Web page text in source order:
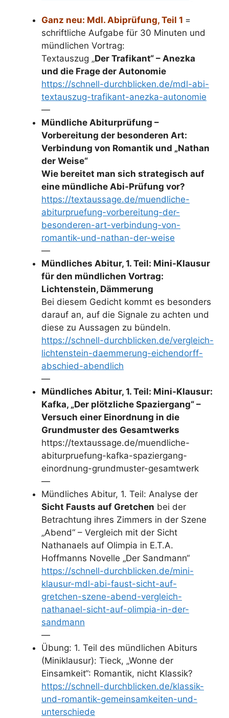
Ganz neu: Mdl. Abiprüfung, Teil 1 =
schriftliche Aufgabe für 30 Minuten und
mündlichen Vortrag:
Textauszug „Der Trafikant“ – Anezka
und die Frage der Autonomie
https://schnell-durchblicken.de/mdl-abi-
textauszug-trafikant-anezka-autonomie
—
Mündliche Abiturprüfung –
Vorbereitung der besonderen Art:
Verbindung von Romantik und „Nathan
der Weise“
Wie bereitet man sich strategisch auf
eine mündliche Abi-Prüfung vor?
https://textaussage.de/muendliche-
abiturpruefung-vorbereitung-der-
besonderen-art-verbindung-von-
romantik-und-nathan-der-weise
—
Mündliches Abitur, 1. Teil: Mini-Klausur
für den mündlichen Vortrag:
Lichtenstein, Dämmerung
Bei diesem Gedicht kommt es besonders
darauf an, auf die Signale zu achten und
diese zu Aussagen zu bündeln.
https://schnell-durchblicken.de/vergleich-
lichtenstein-daemmerung-eichendorff-
abschied-abendlich
—
Mündliches Abitur, 1. Teil: Mini-Klausur:
Kafka, „Der plötzliche Spaziergang“ –
Versuch einer Einordnung in die
Grundmuster des Gesamtwerks
https://textaussage.de/muendliche-
abiturpruefung-kafka-spaziergang-
einordnung-grundmuster-gesamtwerk
—
Mündliches Abitur, 1. Teil: Analyse der
Sicht Fausts auf Gretchen bei der
Betrachtung ihres Zimmers in der Szene
„Abend“ – Vergleich mit der Sicht
Nathanaels auf Olimpia in E.T.A.
Hoffmanns Novelle „Der Sandmann“
https://schnell-durchblicken.de/mini-
klausur-mdl-abi-faust-sicht-auf-
gretchen-szene-abend-vergleich-
nathanael-sicht-auf-olimpia-in-der-
sandmann
—
Übung: 1. Teil des mündlichen Abiturs
(Miniklausur): Tieck, „Wonne der
Einsamkeit“: Romantik, nicht Klassik?
https://schnell-durchblicken.de/klassik-
und-romantik-gemeinsamkeiten-und-
unterschiede